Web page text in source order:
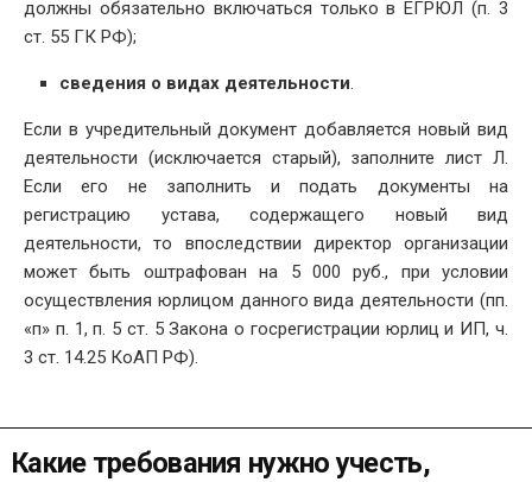
должны обязательно включаться только в ЕГРЮЛ (п. 3
ст. 55 ГК РФ);
сведения о видах деятельности.
Если в учредительный документ добавляется новый вид
деятельности (исключается старый), заполните лист Л.
Если его не заполнить и подать документы на
регистрацию устава, содержащего новый вид
деятельности, то впоследствии директор организации
может быть оштрафован на 5 000 руб., при условии
осуществления юрлицом данного вида деятельности (пп.
«п» п. 1, п. 5 ст. 5 Закона о госрегистрации юрлиц и ИП, ч.
3 ст. 14.25 КоАП РФ).
Какие требования нужно учесть,